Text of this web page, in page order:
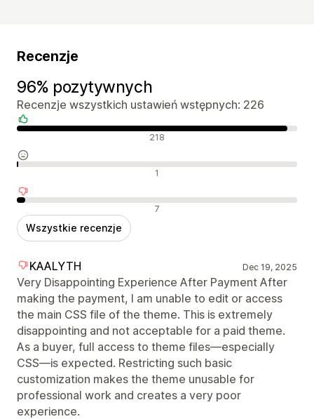
Recenzje
96% pozytywnych
Recenzje wszystkich ustawień wstępnych: 226
Pozytywne recenzje 218
Neutralne recenzje 1
Negatywne recenzje 7
Wszystkie recenzje
KAALYTH Dec 19, 2025
Very Disappointing Experience After Payment After
making the payment, I am unable to edit or access
the main CSS file of the theme. This is extremely
disappointing and not acceptable for a paid theme.
As a buyer, full access to theme files—especially
CSS—is expected. Restricting such basic
customization makes the theme unusable for
professional work and creates a very poor
experience.